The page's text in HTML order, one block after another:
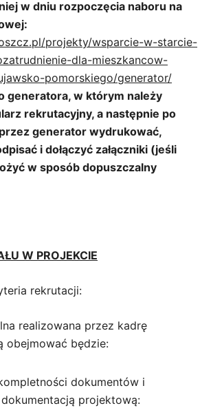
w dniu rozpoczęcia naboru na
projekty/wsparcie-w-starcie-
dla-mieszkancow-
pomorskiego/generator/
generatora, w którym należy
rekrutacyjny, a następnie po
generator wydrukować,
i dołączyć załączniki (jeśli
w sposób dopuszczalny
W PROJEKCIE
rekrutacji:
realizowana przez kadrę
obejmować będzie:
dokumentów i
projektową: